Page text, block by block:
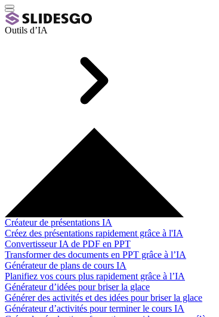
Outils d’IA
Créateur de présentations IA
Créez des présentations rapidement grâce à l'IA
Convertisseur IA de PDF en PPT
Transformer des documents en PPT grâce à l’IA
Générateur de plans de cours IA
Planifiez vos cours plus rapidement grâce à l’IA
Générateur d’idées pour briser la glace
Générer des activités et des idées pour briser la glace
Générateur d’activités pour terminer le cours IA